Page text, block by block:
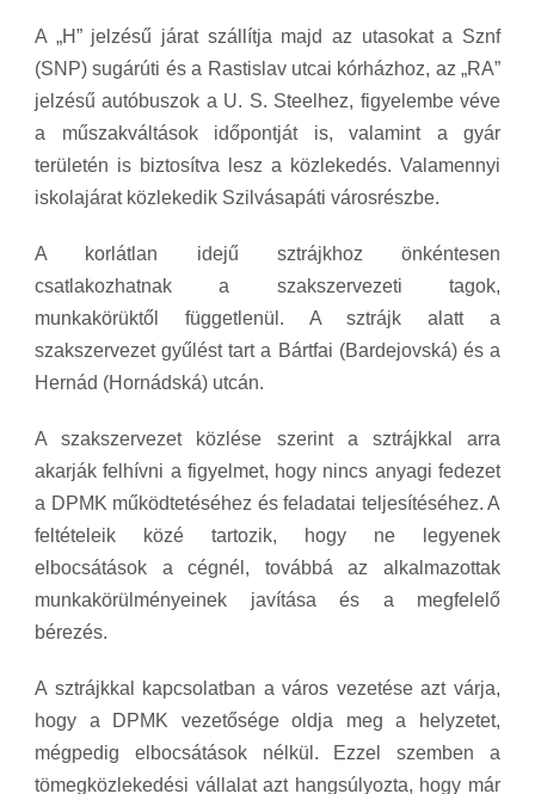
A „H” jelzésű járat szállítja majd az utasokat a Sznf
(SNP) sugárúti és a Rastislav utcai kórházhoz, az „RA”
jelzésű autóbuszok a U. S. Steelhez, figyelembe véve
a műszakváltások időpontját is, valamint a gyár
területén is biztosítva lesz a közlekedés. Valamennyi
iskolajárat közlekedik Szilvásapáti városrészbe.
A korlátlan idejű sztrájkhoz önkéntesen
csatlakozhatnak a szakszervezeti tagok,
munkakörüktől függetlenül. A sztrájk alatt a
szakszervezet gyűlést tart a Bártfai (Bardejovská) és a
Hernád (Hornádská) utcán.
A szakszervezet közlése szerint a sztrájkkal arra
akarják felhívni a figyelmet, hogy nincs anyagi fedezet
a DPMK működtetéséhez és feladatai teljesítéséhez. A
feltételeik közé tartozik, hogy ne legyenek
elbocsátások a cégnél, továbbá az alkalmazottak
munkakörülményeinek javítása és a megfelelő
bérezés.
A sztrájkkal kapcsolatban a város vezetése azt várja,
hogy a DPMK vezetősége oldja meg a helyzetet,
mégpedig elbocsátások nélkül. Ezzel szemben a
tömegközlekedési vállalat azt hangsúlyozta, hogy már